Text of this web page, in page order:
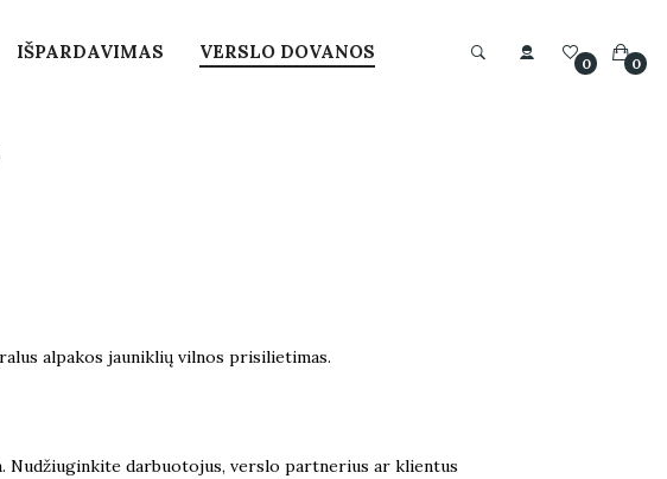
IŠPARDAVIMAS VERSLO DOVANOS
0 0
alpakos jauniklių vilnos prisilietimas.
Nudžiuginkite darbuotojus, verslo partnerius ar klientus